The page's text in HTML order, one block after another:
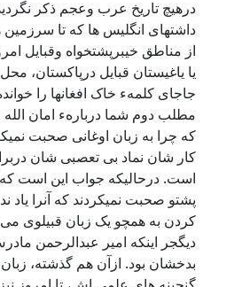
تاریخ عرب وعجم ذکر نگردیده تنها
انگلیس ها که تا سرزمین های
مناطق خیبرپشتخواه وقبایل امروزی بنام
یاغیستان قبایل درپاکستان، محل بود
کلمهء خاک افغانها را خوانده ایم .
دوم شما دربارهء امان الله
چرا به زبان اوغانی صحبت نمیکردند؟
شان نماد بی تعصبی شان دربرابر زبان
درحالیکه جواب این است که آنها
صحبت نمیکردند که آنرا یاد نداشتند
به همچو یک زبان قبیلوی می
اینکه امیر عبدالرحمن مادرش،
بود. ازآن هم گذشته، زبان